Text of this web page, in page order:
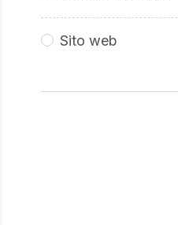
Sito web